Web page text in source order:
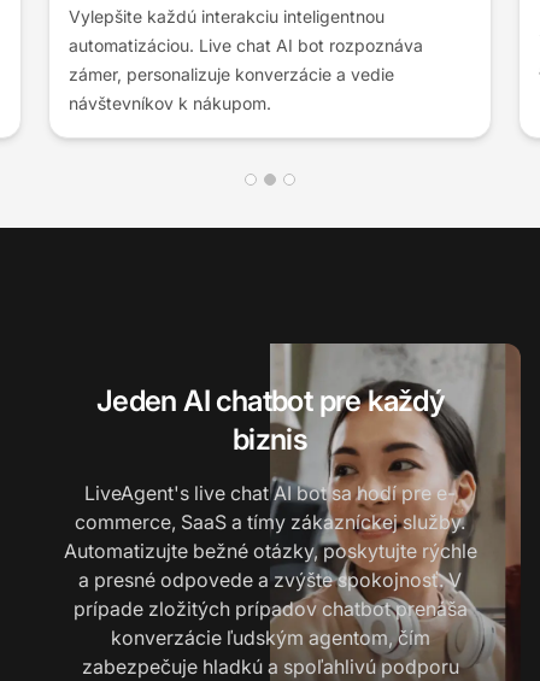
bez kódovania. LiveAgent's AI chatbot sa
integruje na celej vašej stránke a podporuje viac
ako 100 jazykov.
Jeden AI chatbot pre každý
biznis
LiveAgent's live chat AI bot sa hodí pre e-
commerce, SaaS a tímy zákazníckej služby.
Automatizujte bežné otázky, poskytujte rýchle
a presné odpovede a zvýšte spokojnosť. V
prípade zložitých prípadov chatbot prenáša
konverzácie ľudským agentom, čím
zabezpečuje hladkú a spoľahlivú podporu